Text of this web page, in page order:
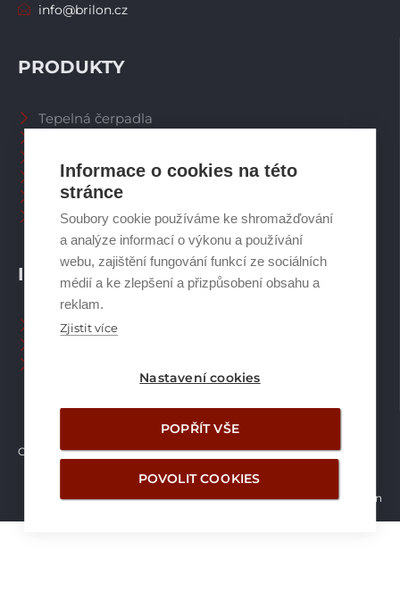
Informace o cookies na této
stránce
Soubory cookie používáme ke shromažďování
a analýze informací o výkonu a používání
webu, zajištění fungování funkcí ze sociálních
médií a ke zlepšení a přizpůsobení obsahu a
reklam.
Zjistit více
Nastavení cookies
POPŘÍT VŠE
POVOLIT COOKIES
INFORMACE
Naši pracovníci CZ
PRODUKTY
Tepelná čerpadla
Spalinové systémy
Plynové kotle
Ostatní příslušenství
info@brilon.cz
Copyright © Brilon a.s. 2026
Vytvořilo studio Žalud Design